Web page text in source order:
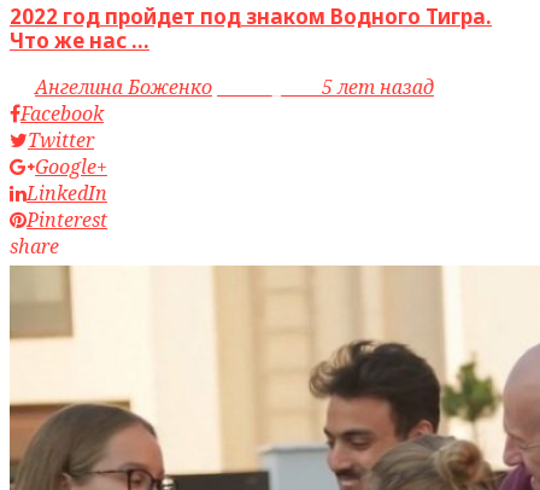
2022 год пройдет под знаком Водного Тигра.
Что же нас ...
byАнгелина Боженко
5 лет назад
Facebook
Twitter
Google+
LinkedIn
Pinterest
share